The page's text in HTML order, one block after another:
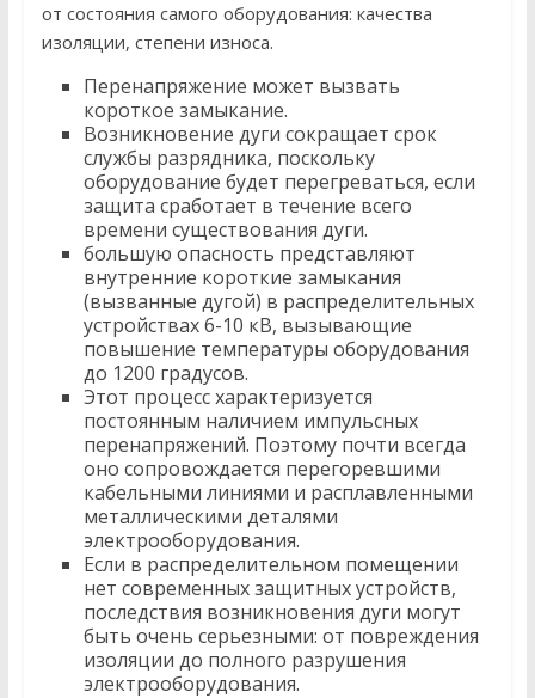
от состояния самого оборудования: качества
изоляции, степени износа.
Перенапряжение может вызвать
короткое замыкание.
Возникновение дуги сокращает срок
службы разрядника, поскольку
оборудование будет перегреваться, если
защита сработает в течение всего
времени существования дуги.
большую опасность представляют
внутренние короткие замыкания
(вызванные дугой) в распределительных
устройствах 6-10 кВ, вызывающие
повышение температуры оборудования
до 1200 градусов.
Этот процесс характеризуется
постоянным наличием импульсных
перенапряжений. Поэтому почти всегда
оно сопровождается перегоревшими
кабельными линиями и расплавленными
металлическими деталями
электрооборудования.
Если в распределительном помещении
нет современных защитных устройств,
последствия возникновения дуги могут
быть очень серьезными: от повреждения
изоляции до полного разрушения
электрооборудования.